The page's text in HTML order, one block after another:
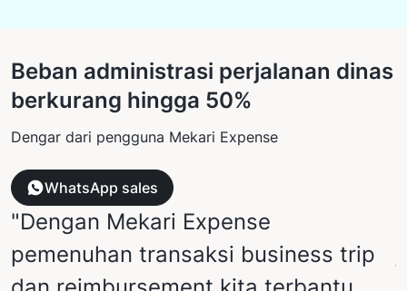
Beban administrasi perjalanan dinas
berkurang hingga 50%
Dengar dari pengguna Mekari Expense
WhatsApp sales
"Dengan Mekari Expense
pemenuhan transaksi business trip